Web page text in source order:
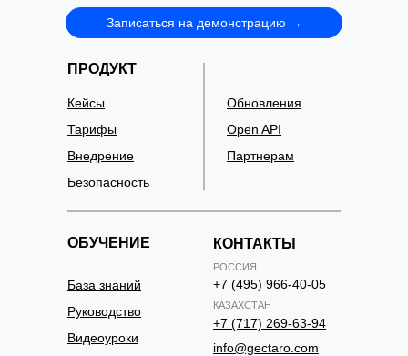
ПРОДУКТ
Внедрение
Безопасность
Обновления
ОБУЧЕНИЕ
Руководство
Видеоуроки
Open API
КОНТАКТЫ
+7 (495) 966-40-05
info@gectaro.com
Кейсы
Тарифы
База знаний
Партнерам
+7 (717) 269-63-94
Записаться на демонстрацию →
РОССИЯ
КАЗАХСТАН